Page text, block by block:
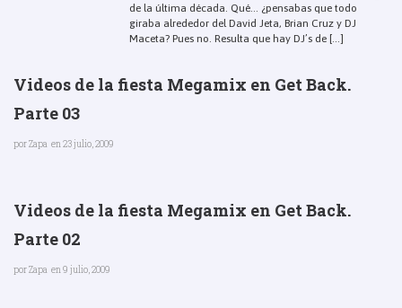
de la última década. Qué… ¿pensabas que todo
giraba alrededor del David Jeta, Brian Cruz y DJ
Maceta? Pues no. Resulta que hay DJ’s de [...]
Videos de la fiesta Megamix en Get Back.
Parte 03
porZapa en 23 julio, 2009
Videos de la fiesta Megamix en Get Back.
Parte 02
porZapa en 9 julio, 2009